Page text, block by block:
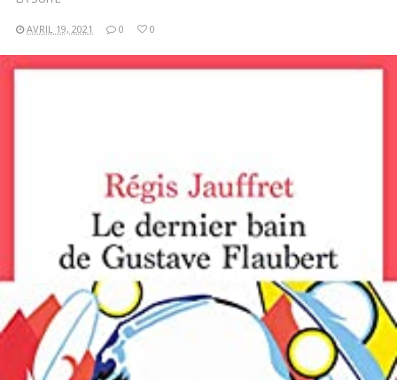
AVRIL 19, 2021 0 0